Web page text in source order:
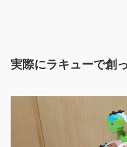
実際にラキューで創